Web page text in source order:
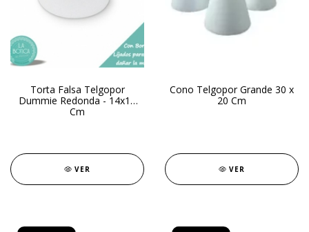
Torta Falsa Telgopor
Dummie Redonda - 14x13
Cm
VER
Cono Telgopor Grande 30 x
20 Cm
VER